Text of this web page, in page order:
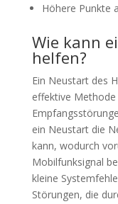
Höhere Punkte
Wie kann
helfen?
Ein Neustart des
effektive
ein Neustart die
kann, wodurch
Mobilfunksignal
kleine
Störungen, die